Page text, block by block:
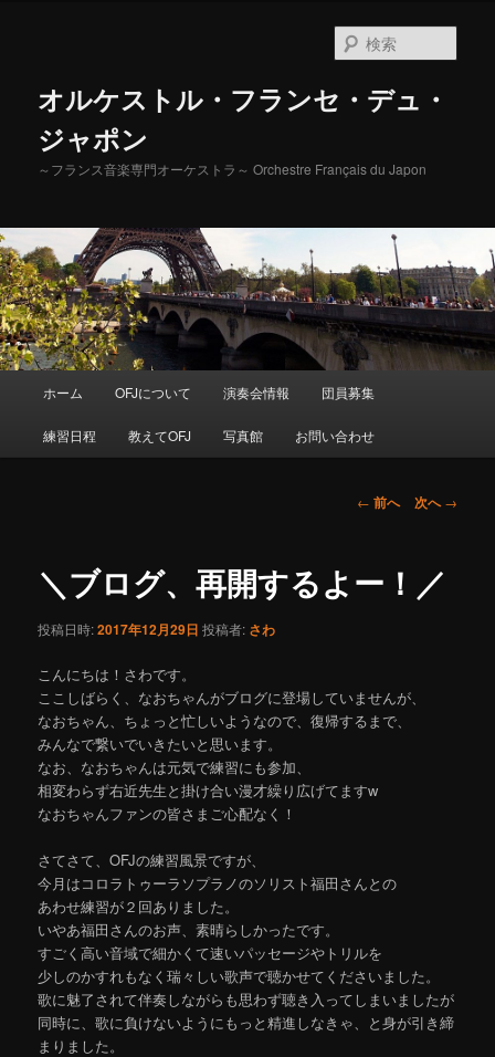
オルケストル・フランセ・デュ・
ジャポン
～フランス音楽専門オーケストラ～ Orchestre Français du Japon
索
メ
イ
ン
テ
ン
ツ
へ
移
動
ホーム OFJについて 演奏会情報 団員募集
練習日程 教えてOFJ 写真館 お問い合わせ
投
ゲ
← 前へ 次へ→
＼ブログ、再開するよー！／
投稿日時:2017年12月29日 投稿者: さわ
こんにちは！さわです。
ここしばらく、なおちゃんがブログに登場していませんが、
なおちゃん、ちょっと忙しいようなので、復帰するまで、
みんなで繋いでいきたいと思います。
なお、なおちゃんは元気で練習にも参加、
相変わらず右近先生と掛け合い漫才繰り広げてますw
なおちゃんファンの皆さまご心配なく！
さてさて、OFJの練習風景ですが、
今月はコロラトゥーラソプラノのソリスト福田さんとの
あわせ練習が２回ありました。
いやあ福田さんのお声、素晴らしかったです。
すごく高い音域で細かくて速いパッセージやトリルを
少しのかすれもなく瑞々しい歌声で聴かせてくださいました。
歌に魅了されて伴奏しながらも思わず聴き入ってしまいましたが
同時に、歌に負けないようにもっと精進しなきゃ、と身が引き締
まりました。